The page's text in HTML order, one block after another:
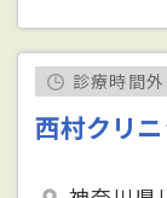
診療時間外
西村クリ